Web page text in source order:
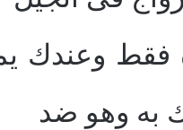
فقط وعندك
به وهو ضد